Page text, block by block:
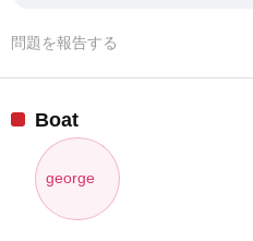
問題を報告する
Boat
george